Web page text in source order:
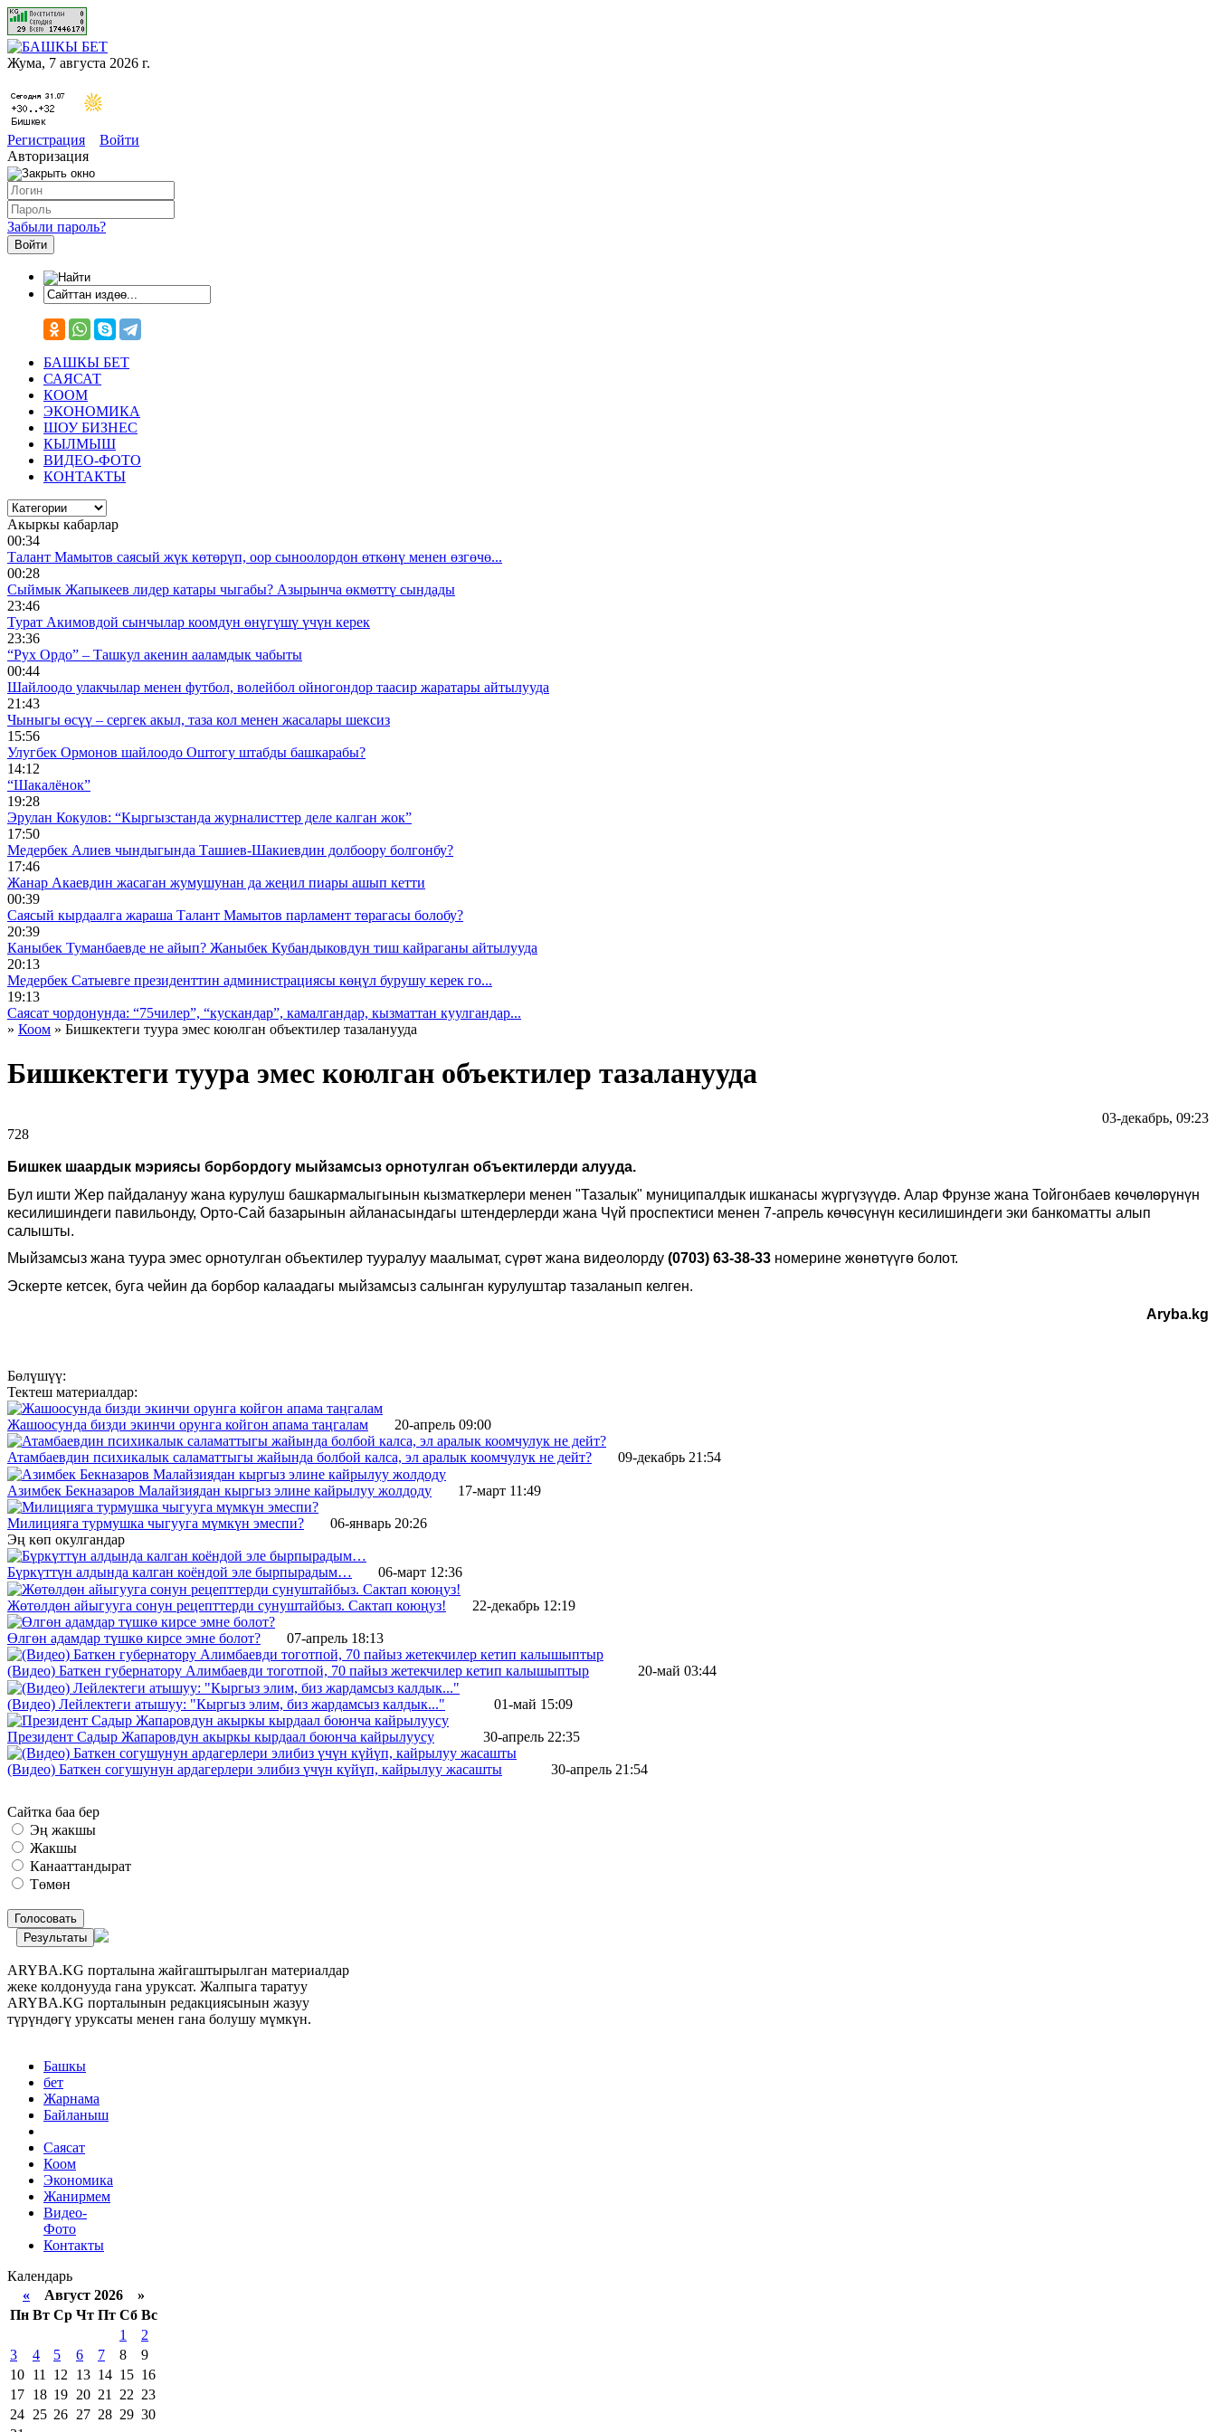
Жума, 7 августа 2026 г.
Регистрация
Войти
Авторизация
Забыли пароль?
БАШКЫ БЕТ
САЯСАТ
КООМ
ЭКОНОМИКА
ШОУ БИЗНЕС
КЫЛМЫШ
ВИДЕО-ФОТО
КОНТАКТЫ
Акыркы кабарлар
00:34
Талант Мамытов саясый жүк көтөрүп, оор сыноолордон өткөнү менен өзгөчө...
00:28
Сыймык Жапыкеев лидер катары чыгабы? Азырынча өкмөттү сындады
23:46
Турат Акимовдой сынчылар коомдун өнүгүшү үчүн керек
23:36
“Рух Ордо” – Ташкул акенин ааламдык чабыты
00:44
Шайлоодо улакчылар менен футбол, волейбол ойногондор таасир жаратары айтылууда
21:43
Чыныгы өсүү – сергек акыл, таза кол менен жасалары шексиз
15:56
Улугбек Ормонов шайлоодо Оштогу штабды башкарабы?
14:12
“Шакалёнок”
19:28
Эрулан Кокулов: “Кыргызстанда журналисттер деле калган жок”
17:50
Медербек Алиев чындыгында Ташиев-Шакиевдин долбоору болгонбу?
17:46
Жанар Акаевдин жасаган жумушунан да жеңил пиары ашып кетти
00:39
Саясый кырдаалга жараша Талант Мамытов парламент төрагасы болобу?
20:39
Каныбек Туманбаевде не айып? Жаныбек Кубандыковдун тиш кайраганы айтылууда
20:13
Медербек Сатыевге президенттин администрациясы көңүл бурушу керек го...
19:13
Саясат чордонунда: “75чилер”, “кускандар”, камалгандар, кызматтан куулгандар...
» Коом » Бишкектеги туура эмес коюлган объектилер тазаланууда
Бишкектеги туура эмес коюлган объектилер тазаланууда
03-декабрь, 09:23
728 ᠌ ᠌ ᠌ ᠌᠌ ᠌ ᠌᠌
Бишкек шаардык мэриясы борбордогу мыйзамсыз орнотулган объектилерди алууда.
Бул ишти Жер пайдалануу жана курулуш башкармалыгынын кызматкерлери менен "Тазалык" муниципалдык ишканасы жүргүзүүдө. Алар Фрунзе жана Тойгонбаев көчөлөрүнүн
кесилишиндеги павильонду, Орто-Сай базарынын айланасындагы штендерлерди жана Чүй проспектиси менен 7-апрель көчөсүнүн кесилишиндеги эки банкоматты алып
салышты.
Мыйзамсыз жана туура эмес орнотулган объектилер тууралуу маалымат, сүрөт жана видеолорду (0703) 63-38-33 номерине жөнөтүүгө болот.
Эскерте кетсек, буга чейин да борбор калаадагы мыйзамсыз салынган курулуштар тазаланып келген.
Aryba.kg
Бөлүшүү:
Тектеш материалдар:
Жашоосунда бизди экинчи орунга койгон апама таңгалам 20-апрель 09:00
Атамбаевдин психикалык саламаттыгы жайында болбой калса, эл аралык коомчулук не дейт? 09-декабрь 21:54
Азимбек Бекназаров Малайзиядан кыргыз элине кайрылуу жолдоду 17-март 11:49
Милицияга турмушка чыгууга мүмкүн эмеспи?
06-январь 20:26
Эң көп окулгандар
Бүркүттүн алдында калган коёндой эле бырпырадым… 06-март 12:36
Жөтөлдөн айыгууга сонун рецепттерди сунуштайбыз. Сактап коюңуз! 22-декабрь 12:19
Өлгөн адамдар түшкө кирсе эмне болот? 07-апрель 18:13
(Видео) Баткен губернатору Алимбаевди тоготпой, 70 пайыз жетекчилер кетип калышыптыр 20-май 03:44
(Видео) Лейлектеги атышуу: "Кыргыз элим, биз жардамсыз калдык..." 01-май 15:09
Президент Садыр Жапаровдун акыркы кырдаал боюнча кайрылуусу 30-апрель 22:35
(Видео) Баткен согушунун ардагерлери элибиз үчүн күйүп, кайрылуу жасашты 30-апрель 21:54
Сайтка баа бер
Эң жакшы
Жакшы
Канааттандырат
Төмөн
Голосовать
Результаты
ARYBA.KG порталына жайгаштырылган материалдар
жеке колдонууда гана уруксат. Жалпыга таратуу
ARYBA.KG порталынын редакциясынын жазуу
түрүндөгү уруксаты менен гана болушу мүмкүн.
Башкы
бет
Жарнама
Байланыш
Саясат
Коом
Экономика
Жанирмем
Видео-
Фото
Контакты
Календарь
« Август 2026 »
Пн Вт Ср Чт Пт Сб Вс
1
2
3
4 5 6 7 8
9
10 11 12 13 14 15 16
17 18 19 20 21 22 23
24 25 26 27 28 29 30